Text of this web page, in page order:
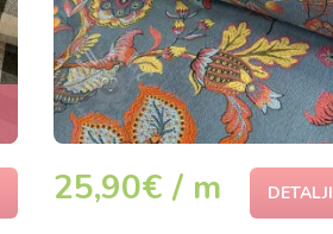
25,90€ / m DETALJI